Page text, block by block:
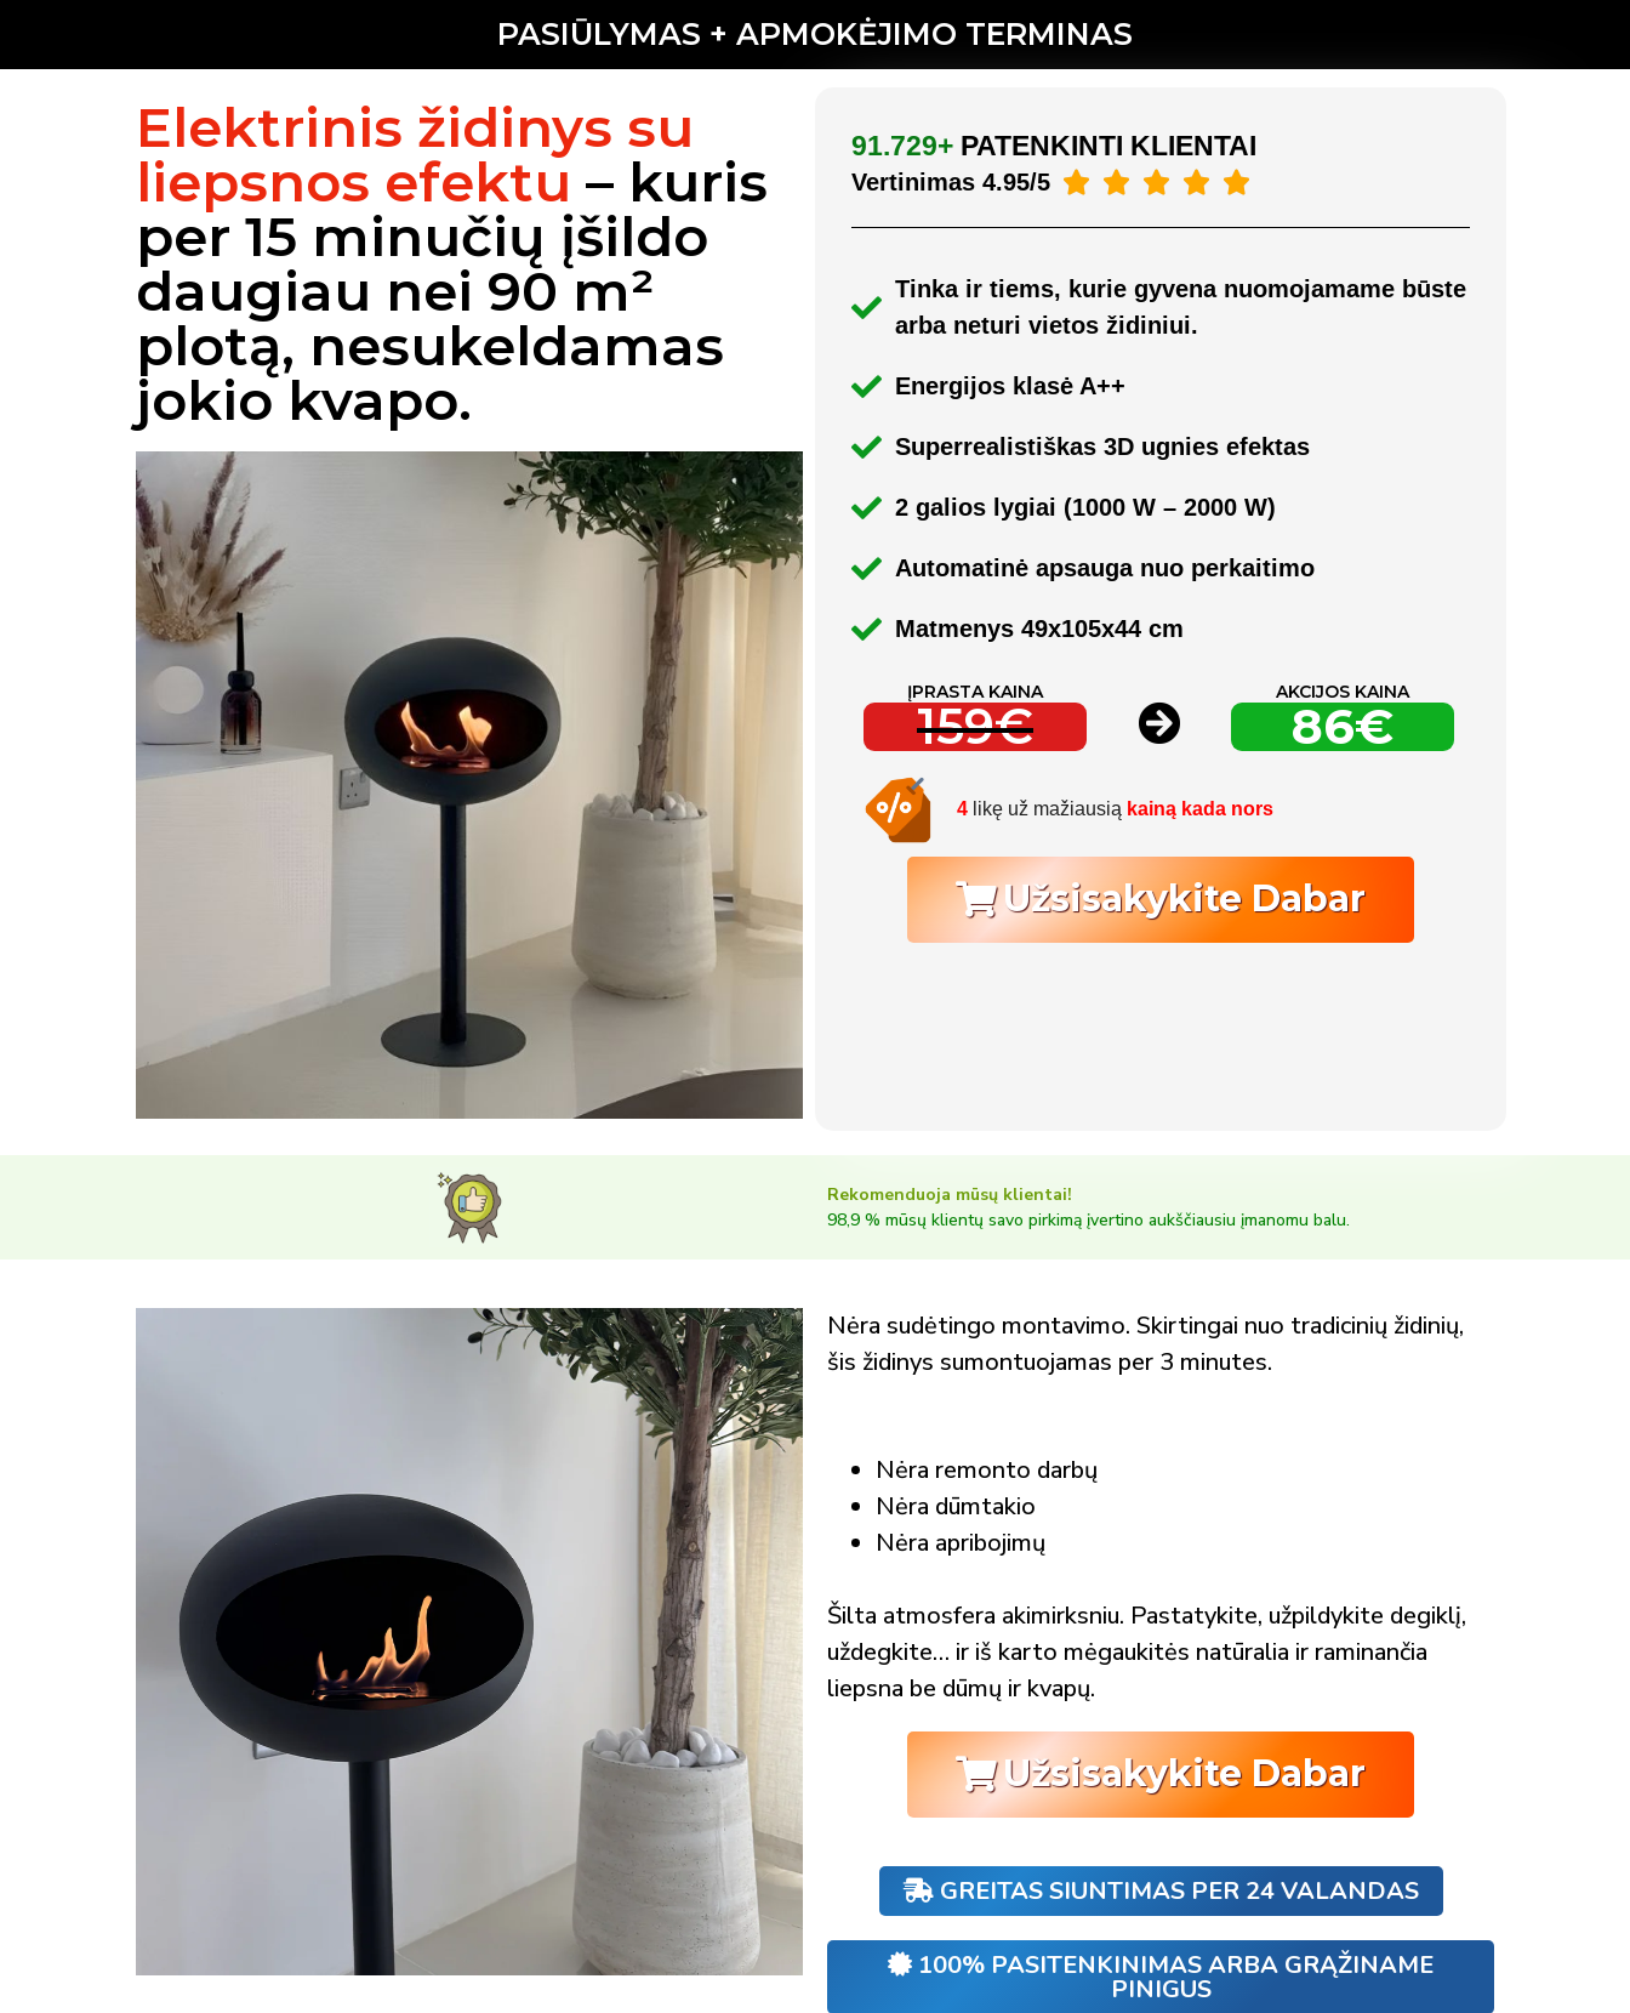
PASIŪLYMAS + APMOKĖJIMO TERMINAS
Elektrinis židinys su
liepsnos efektu – kuris
per 15 minučių įšildo
daugiau nei 90 m²
plotą, nesukeldamas
jokio kvapo.
91.729+ PATENKINTI KLIENTAI
Vertinimas 4.95/5     
Tinka ir tiems, kurie gyvena nuomojamame būste
arba neturi vietos židiniui.
Energijos klasė A++
Superrealistiškas 3D ugnies efektas
2 galios lygiai (1000 W – 2000 W)
Automatinė apsauga nuo perkaitimo
Matmenys 49x105x44 cm
ĮPRASTA KAINA
159€
AKCIJOS KAINA
86€
4likę už mažiausią kainą kada nors
Užsisakykite Dabar
Rekomenduoja mūsų klientai!
98,9 % mūsų klientų savo pirkimą įvertino aukščiausiu įmanomu balu.
Nėra sudėtingo montavimo. Skirtingai nuo tradicinių židinių,
šis židinys sumontuojamas per 3 minutes.
Nėra remonto darbų
Nėra dūmtakio
Nėra apribojimų
Šilta atmosfera akimirksniu. Pastatykite, užpildykite degiklį,
uždegkite… ir iš karto mėgaukitės natūralia ir raminančia
liepsna be dūmų ir kvapų.
Užsisakykite Dabar
GREITAS SIUNTIMAS PER 24 VALANDAS
100% PASITENKINIMAS ARBA GRĄŽINAME
PINIGUS